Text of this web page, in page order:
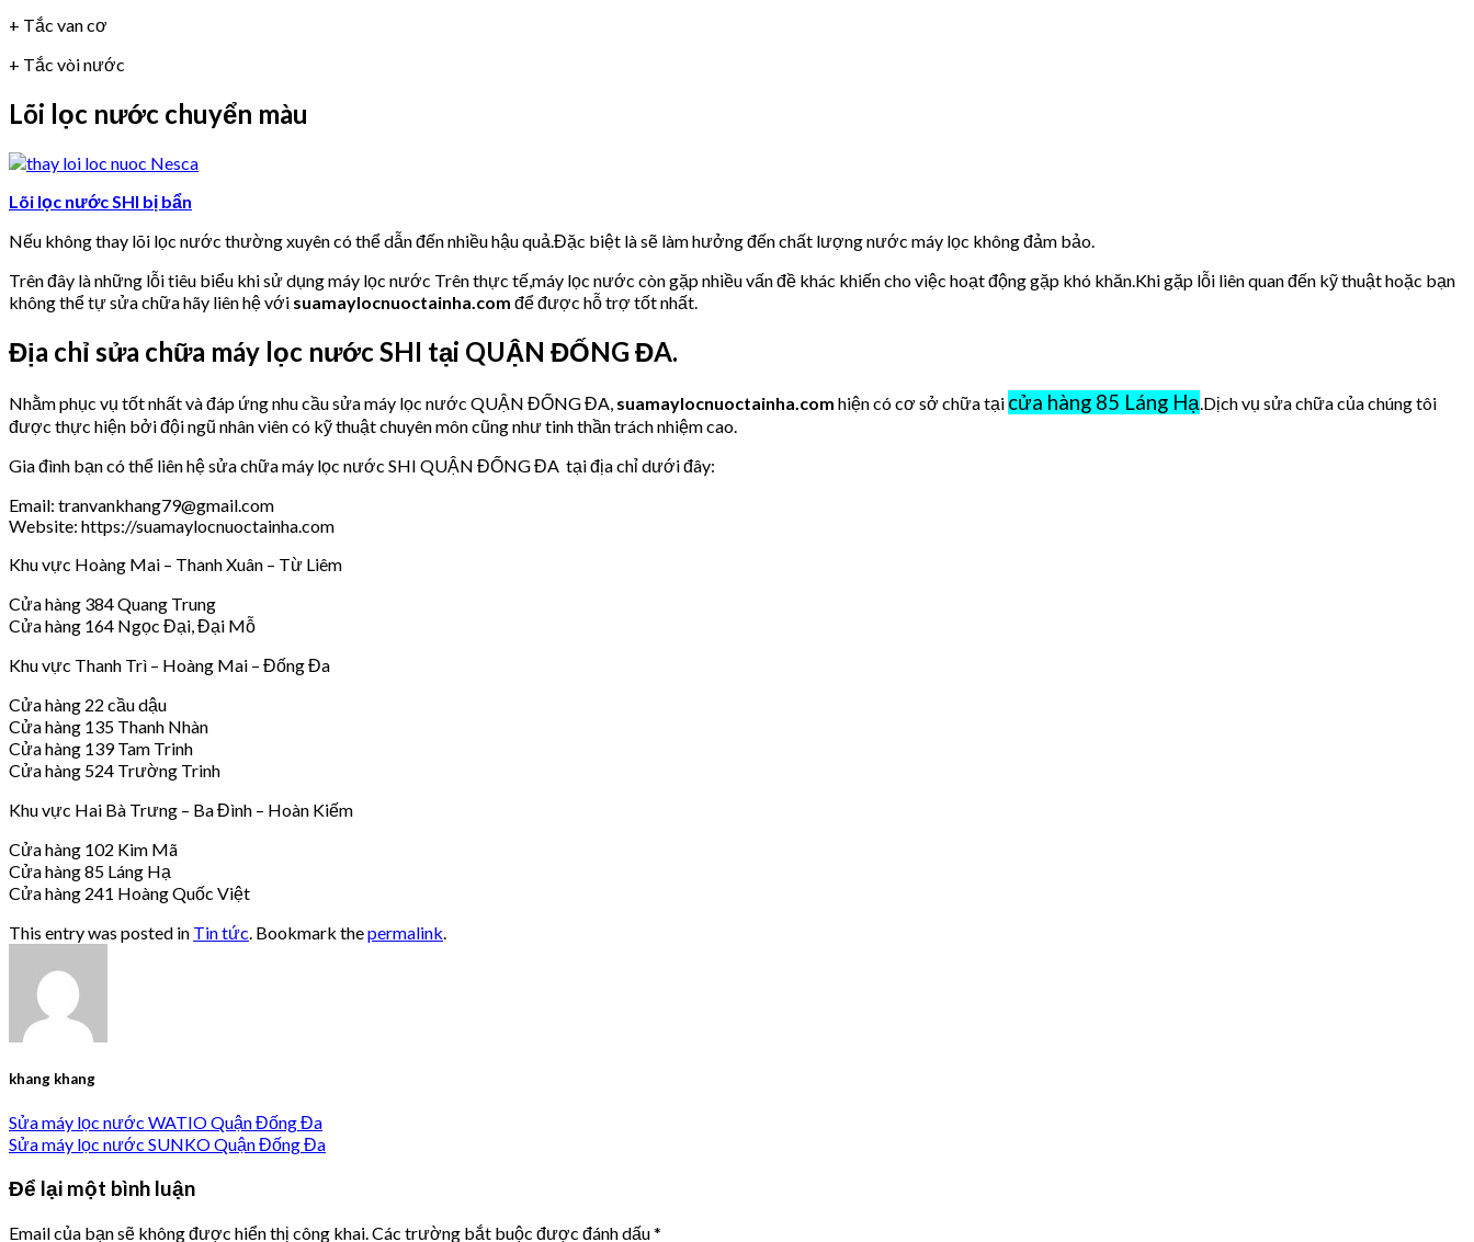
+ Tắc van cơ
+ Tắc vòi nước
Lõi lọc nước chuyển màu
Lõi lọc nước SHI bị bẩn
Nếu không thay lõi lọc nước thường xuyên có thể dẫn đến nhiều hậu quả.Đặc biệt là sẽ làm hưởng đến chất lượng nước máy lọc không đảm bảo.
Trên đây là những lỗi tiêu biểu khi sử dụng máy lọc nước Trên thực tế,máy lọc nước còn gặp nhiều vấn đề khác khiến cho việc hoạt động gặp khó khăn.Khi gặp lỗi liên quan đến kỹ thuật hoặc bạn
không thể tự sửa chữa hãy liên hệ với suamaylocnuoctainha.com để được hỗ trợ tốt nhất.
Địa chỉ sửa chữa máy lọc nước SHI tại QUẬN ĐỐNG ĐA.
Nhằm phục vụ tốt nhất và đáp ứng nhu cầu sửa máy lọc nước QUẬN ĐỐNG ĐA, suamaylocnuoctainha.com hiện có cơ sở chữa tại cửa hàng 85 Láng Hạ .Dịch vụ sửa chữa của chúng tôi
được thực hiện bởi đội ngũ nhân viên có kỹ thuật chuyên môn cũng như tinh thần trách nhiệm cao.
Gia đình bạn có thể liên hệ sửa chữa máy lọc nước SHI QUẬN ĐỐNG ĐA tại địa chỉ dưới đây:
Email: tranvankhang79@gmail.com
Website: https://suamaylocnuoctainha.com
Khu vực Hoàng Mai – Thanh Xuân – Từ Liêm
Cửa hàng 384 Quang Trung
Cửa hàng 164 Ngọc Đại, Đại Mỗ
Khu vực Thanh Trì – Hoàng Mai – Đống Đa
Cửa hàng 22 cầu dậu
Cửa hàng 135 Thanh Nhàn
Cửa hàng 139 Tam Trinh
Cửa hàng 524 Trường Trinh
Khu vực Hai Bà Trưng – Ba Đình – Hoàn Kiếm
Cửa hàng 102 Kim Mã
Cửa hàng 85 Láng Hạ
Cửa hàng 241 Hoàng Quốc Việt
This entry was posted in Tin tức . Bookmark thepermalink
khang khang
Sửa máy lọc nước WATIO Quận Đống Đa
Sửa máy lọc nước SUNKO Quận Đống Đa
Để lại một bình luận
Email của bạn sẽ không được hiển thị công khai. Các trường bắt buộc được đánh dấu*